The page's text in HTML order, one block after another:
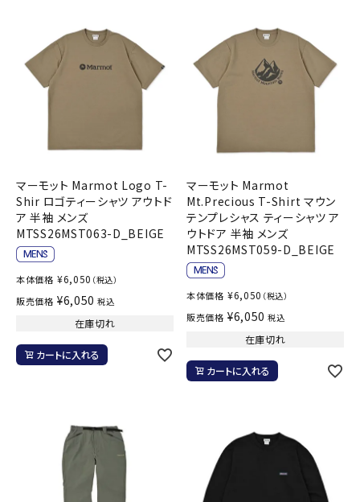
マーモット Marmot Logo T-
Shir ロゴティーシャツ アウトド
ア 半袖 メンズ
MTSS26MST063-D_BEIGE
本体価格 ¥6,050 （税込）
販売価格 ¥6,050 税込
在庫切れ
カートに入れる
マーモット Marmot
Mt.Precious T-Shirt マウン
テンプレシャス ティーシャツ ア
ウトドア 半袖 メンズ
MTSS26MST059-D_BEIGE
本体価格 ¥6,050 （税込）
販売価格 ¥6,050 税込
在庫切れ
カートに入れる